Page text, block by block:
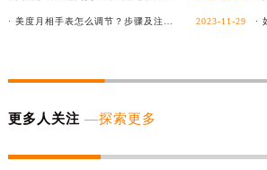
2023-11-29
更多人关注 —探索更多